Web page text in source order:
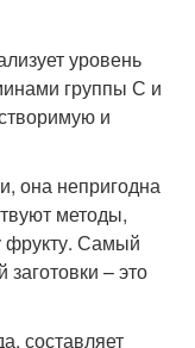
уровень
группы С и
и
она непригодна
методы,
фрукту. Самый
– это
составляет